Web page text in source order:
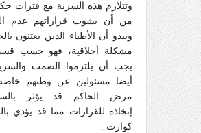
وتتلازم هذه السرية مع فترات
من أن يشوب قراراتهم عدم
ويبدو أن الأطباء الذين يعتنون
مشكلة أخلاقية، فهو حسب
يجب أن يلتزموا الصمت
أيضا مسئولين عن وطنهم
مرض الحاكم قد يؤثر
إتخاذه للقرارات مما قد يؤدي
كوارث .